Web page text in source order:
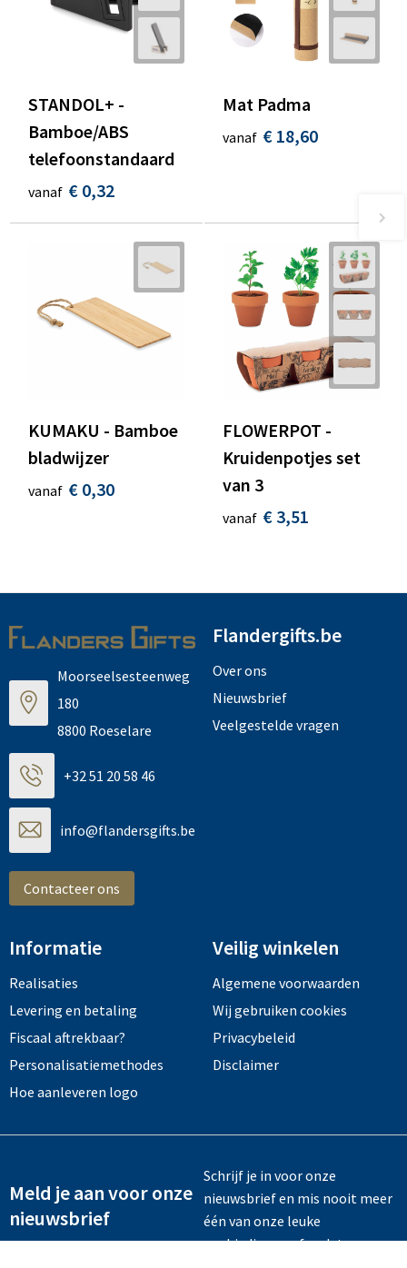
STANDOL+ -
Bamboe/ABS
telefoonstandaard
vanaf € 0,32
Mat Padma
vanaf € 18,60
KUMAKU - Bamboe
bladwijzer
vanaf € 0,30
FLOWERPOT -
Kruidenpotjes set
van 3
vanaf € 3,51
Moorseelsesteenweg
180
8800 Roeselare
+32 51 20 58 46
info@flandersgifts.be
Contacteer ons
Flandergifts.be
Over ons
Nieuwsbrief
Veelgestelde vragen
Informatie
Realisaties
Levering en betaling
Fiscaal aftrekbaar?
Personalisatiemethodes
Hoe aanleveren logo
Veilig winkelen
Algemene voorwaarden
Wij gebruiken cookies
Privacybeleid
Disclaimer
Meld je aan voor onze
nieuwsbrief
Schrijf je in voor onze
nieuwsbrief en mis nooit meer
één van onze leuke
aanbiedingen of updates.